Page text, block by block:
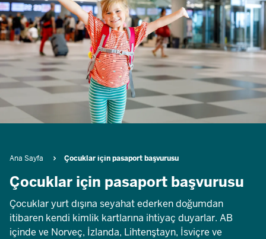
Breadcrumb
Ana Sayfa Çocuklar için pasaport başvurusu
Çocuklar için pasaport başvurusu
Çocuklar yurt dışına seyahat ederken doğumdan
itibaren kendi kimlik kartlarına ihtiyaç duyarlar. AB
içinde ve Norveç, İzlanda, Lihtenştayn, İsviçre ve